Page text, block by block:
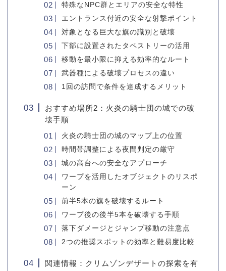
特殊なNPC群とエリアの安全な特性
エントランス付近の安全な射撃ポイント
対象となる巨大な旗の識別と破壊
下部に設置されたタペストリーの活用
移動を最小限に抑える効率的なルート
武器種による破壊プロセスの違い
1回の訪問で条件を達成するメリット
おすすめ場所2：火炎の騎士団の城での破
壊手順
火炎の騎士団の城のマップ上の位置
時間帯調整による夜間判定の厳守
城の高台への安全なアプローチ
ワープを活用したオブジェクトのリスポ
ーン
前半5本の旗を破壊するルート
ワープ後の後半5本を破壊する手順
落下ダメージとジャンプ移動の注意点
2つの推奨スポットの効率と難易度比較
関連情報：クリムゾンデザートの探索を有